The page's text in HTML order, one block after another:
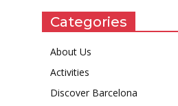
Categories
About Us
Activities
Discover Barcelona